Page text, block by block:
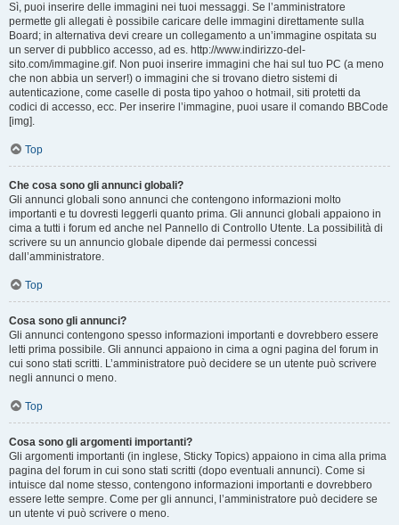
Sì, puoi inserire delle immagini nei tuoi messaggi. Se l’amministratore
permette gli allegati è possibile caricare delle immagini direttamente sulla
Board; in alternativa devi creare un collegamento a un’immagine ospitata su
un server di pubblico accesso, ad es. http://www.indirizzo-del-
sito.com/immagine.gif. Non puoi inserire immagini che hai sul tuo PC (a meno
che non abbia un server!) o immagini che si trovano dietro sistemi di
autenticazione, come caselle di posta tipo yahoo o hotmail, siti protetti da
codici di accesso, ecc. Per inserire l’immagine, puoi usare il comando BBCode
[img].
Top
Che cosa sono gli annunci globali?
Gli annunci globali sono annunci che contengono informazioni molto
importanti e tu dovresti leggerli quanto prima. Gli annunci globali appaiono in
cima a tutti i forum ed anche nel Pannello di Controllo Utente. La possibilità di
scrivere su un annuncio globale dipende dai permessi concessi
dall’amministratore.
Top
Cosa sono gli annunci?
Gli annunci contengono spesso informazioni importanti e dovrebbero essere
letti prima possibile. Gli annunci appaiono in cima a ogni pagina del forum in
cui sono stati scritti. L’amministratore può decidere se un utente può scrivere
negli annunci o meno.
Top
Cosa sono gli argomenti importanti?
Gli argomenti importanti (in inglese, Sticky Topics) appaiono in cima alla prima
pagina del forum in cui sono stati scritti (dopo eventuali annunci). Come si
intuisce dal nome stesso, contengono informazioni importanti e dovrebbero
essere lette sempre. Come per gli annunci, l’amministratore può decidere se
un utente vi può scrivere o meno.